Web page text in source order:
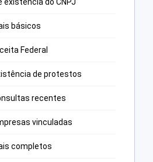
básicos
Federal
de protestos
recentes
vinculadas
completos